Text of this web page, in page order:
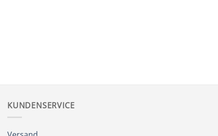
KUNDENSERVICE